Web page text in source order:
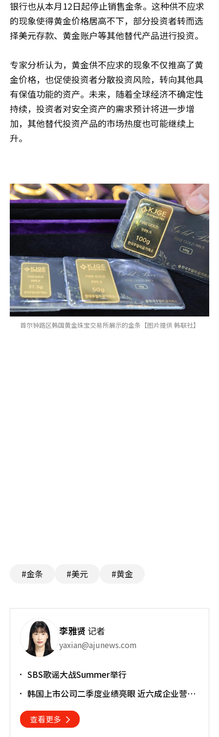
银行也从本月12日起停止销售金条。这种供不应求
的现象使得黄金价格居高不下，部分投资者转而选
择美元存款、黄金账户等其他替代产品进行投资。
专家分析认为，黄金供不应求的现象不仅推高了黄
金价格，也促使投资者分散投资风险，转向其他具
有保值功能的资产。未来，随着全球经济不确定性
持续，投资者对安全资产的需求预计将进一步增
加，其他替代投资产品的市场热度也可能继续上
升。
首尔钟路区韩国黄金珠宝交易所展示的金条【图片提供 韩联社】
#金条 #美元 #黄金
李雅贤记者
yaxian@ajunews.com
SBS歌谣大战Summer举行
韩国上市公司二季度业绩亮眼 近六成企业营业
查看更多